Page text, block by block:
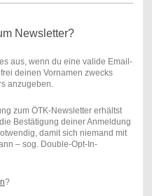
Newsletter?
aus, wenn du eine valide Email-
deinen Vornamen zwecks
anzugeben.
zum ÖTK-Newsletter erhältst
Bestätigung deiner Anmeldung
damit sich niemand mit
– sog. Double-Opt-In-
?